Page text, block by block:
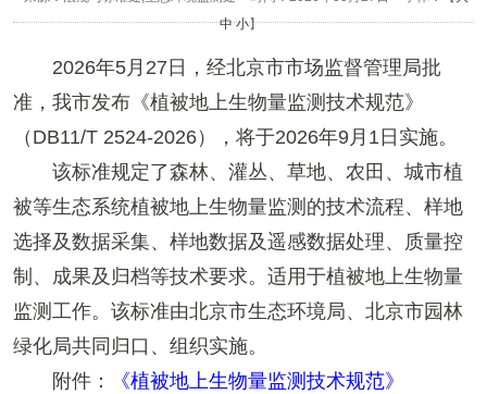
中 小】
2026年5月27日，经北京市市场监督管理局批
准，我市发布《植被地上生物量监测技术规范》
（DB11/T 2524-2026），将于2026年9月1日实施。
该标准规定了森林、灌丛、草地、农田、城市植
被等生态系统植被地上生物量监测的技术流程、样地
选择及数据采集、样地数据及遥感数据处理、质量控
制、成果及归档等技术要求。适用于植被地上生物量
监测工作。该标准由北京市生态环境局、北京市园林
绿化局共同归口、组织实施。
附件：
《植被地上生物量监测技术规范》